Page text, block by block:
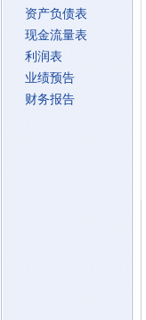
资产负债表
现金流量表
利润表
业绩预告
财务报告